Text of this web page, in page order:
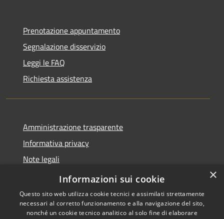
Prenotazione appuntamento
Segnalazione disservizio
Leggi le FAQ
Richiesta assistenza
Amministrazione trasparente
Informativa privacy
Note legali
Dichiarazione di accessibilità
×
Informazioni sui cookie
Questo sito web utilizza cookie tecnici e assimilati strettamente
necessari al corretto funzionamento e alla navigazione del sito,
nonché un cookie tecnico analitico al solo fine di elaborare